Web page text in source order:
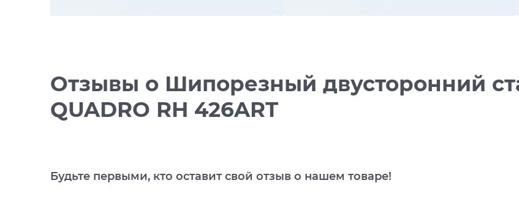
Отзывы о Шипорезный двусторонний
QUADRO RH 426ART
Будьте первыми, кто оставит свой отзыв о нашем товаре!